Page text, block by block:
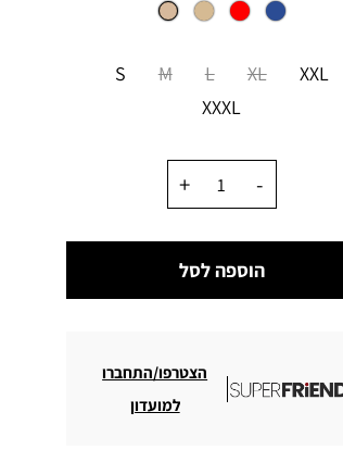
S M L XL
XXL
XXXL
הוספה לסל
הצטרפו/התחברו
למועדון